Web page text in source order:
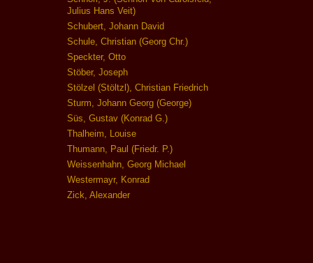
Julius Hans Veit)
Schubert, Johann David
Schule, Christian (Georg Chr.)
Speckter, Otto
Stöber, Joseph
Stölzel (Stöltzl), Christian Friedrich
Sturm, Johann Georg (George)
Süs, Gustav (Konrad G.)
Thalheim, Louise
Thumann, Paul (Friedr. P.)
Weissenhahn, Georg Michael
Westermayr, Konrad
Zick, Alexander